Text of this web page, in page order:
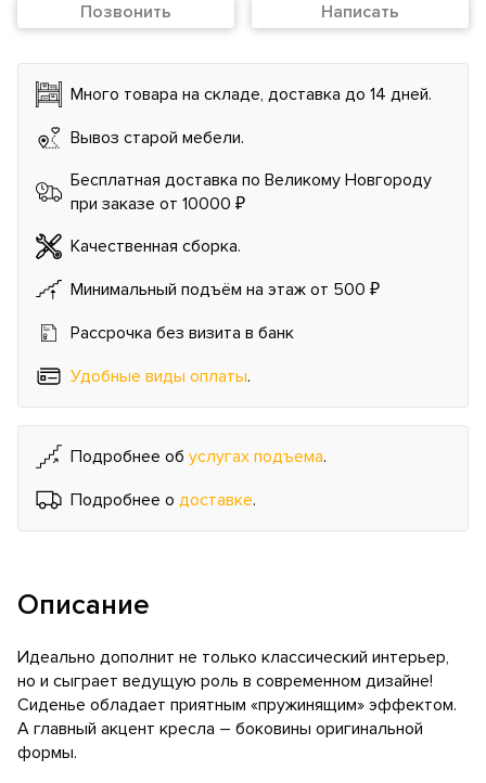
Позвонить Написать
Много товара на складе, доставка до 14 дней.
Вывоз старой мебели.
Бесплатная доставка по Великому Новгороду
при заказе от 10000 ₽
Качественная сборка.
Минимальный подъём на этаж от 500 ₽
Рассрочка без визита в банк
Удобные виды оплаты.
Подробнее об услугах подъема.
Подробнее о доставке.
Описание
Идеально дополнит не только классический интерьер,
но и сыграет ведущую роль в современном дизайне!
Сиденье обладает приятным «пружинящим» эффектом.
А главный акцент кресла – боковины оригинальной
формы.